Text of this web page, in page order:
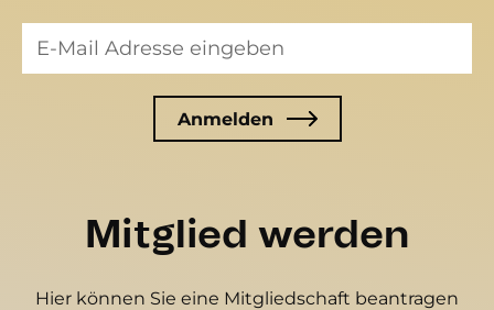
Mitglied werden
Hier können Sie eine Mitgliedschaft beantragen